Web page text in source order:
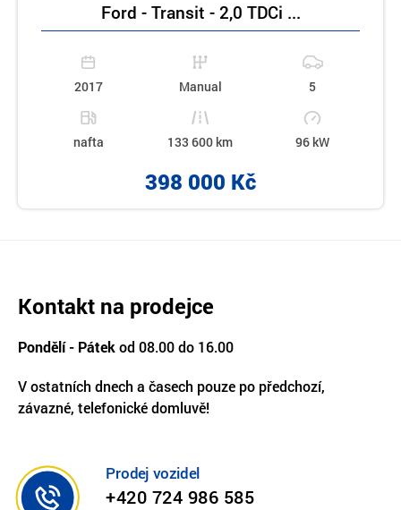
Ford - Transit - 2,0 TDCi ...
2017 Manual 5
nafta 133 600 km 96 kW
398 000 Kč
Kontakt na prodejce
Pondělí - Pátek od 08.00 do 16.00
V ostatních dnech a časech pouze po předchozí,
závazné, telefonické domluvě!
Prodej vozidel
+420 724 986 585